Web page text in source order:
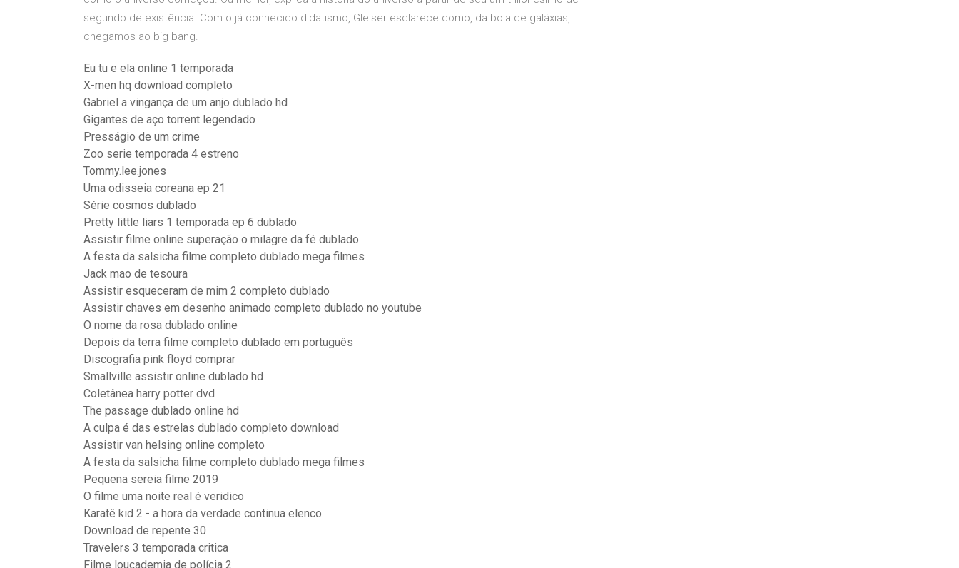
segundo de existência. Com o já conhecido didatismo, Gleiser esclarece como, da bola de galáxias,
chegamos ao big bang.
Eu tu e ela online 1 temporada
X-men hq download completo
Gabriel a vingança de um anjo dublado hd
Gigantes de aço torrent legendado
Presságio de um crime
Zoo serie temporada 4 estreno
Tommy.lee.jones
Uma odisseia coreana ep 21
Série cosmos dublado
Pretty little liars 1 temporada ep 6 dublado
Assistir filme online superação o milagre da fé dublado
A festa da salsicha filme completo dublado mega filmes
Jack mao de tesoura
Assistir esqueceram de mim 2 completo dublado
Assistir chaves em desenho animado completo dublado no youtube
O nome da rosa dublado online
Depois da terra filme completo dublado em português
Discografia pink floyd comprar
Smallville assistir online dublado hd
Coletânea harry potter dvd
The passage dublado online hd
A culpa é das estrelas dublado completo download
Assistir van helsing online completo
A festa da salsicha filme completo dublado mega filmes
Pequena sereia filme 2019
O filme uma noite real é veridico
Karatê kid 2 - a hora da verdade continua elenco
Download de repente 30
Travelers 3 temporada critica
Filme loucademia de polícia 2